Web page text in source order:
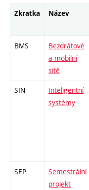
Zkratka Název
BMS
Bezdrátové
a mobilní
sítě
SIN
Inteligentní
systémy
SEP
Semestrální
projekt